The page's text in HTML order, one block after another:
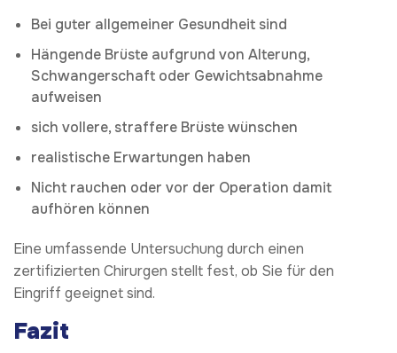
Bei guter allgemeiner Gesundheit sind
Hängende Brüste aufgrund von Alterung,
Schwangerschaft oder Gewichtsabnahme
aufweisen
sich vollere, straffere Brüste wünschen
realistische Erwartungen haben
Nicht rauchen oder vor der Operation damit
aufhören können
Eine umfassende Untersuchung durch einen
zertifizierten Chirurgen stellt fest, ob Sie für den
Eingriff geeignet sind.
Fazit